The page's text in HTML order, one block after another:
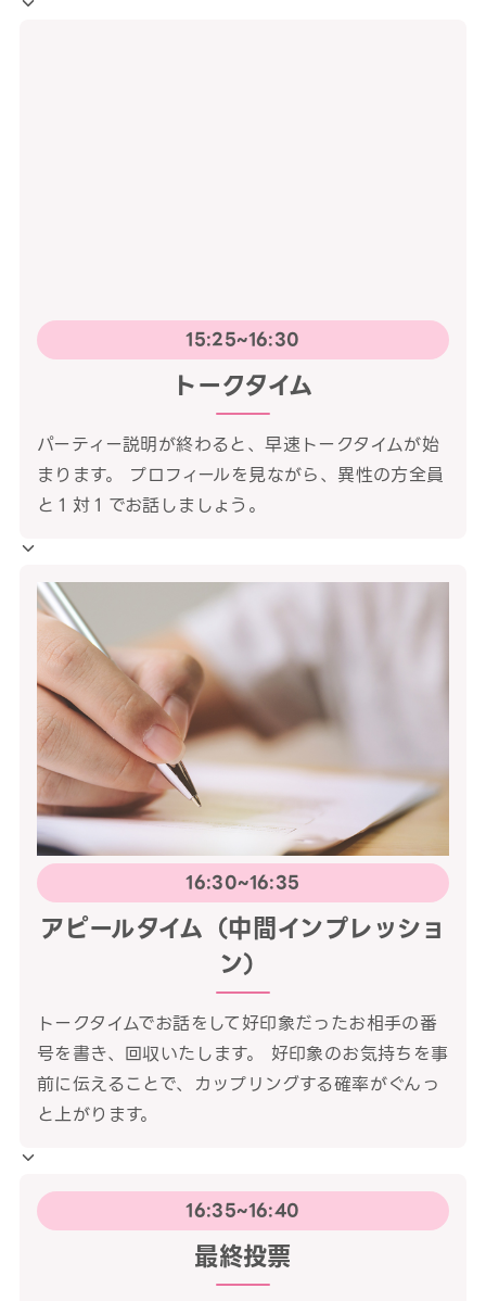
15:25~16:30
トークタイム
パーティー説明が終わると、早速トークタイムが始
まります。 プロフィールを見ながら、異性の方全員
と１対１でお話しましょう。
16:30~16:35
アピールタイム（中間インプレッショ
ン）
トークタイムでお話をして好印象だったお相手の番
号を書き、回収いたします。 好印象のお気持ちを事
前に伝えることで、カップリングする確率がぐんっ
と上がります。
16:35~16:40
最終投票